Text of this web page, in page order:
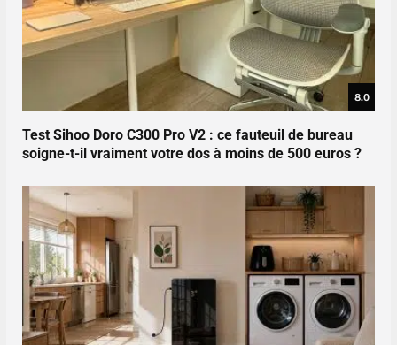
8.0
Test Sihoo Doro C300 Pro V2 : ce fauteuil de bureau
soigne-t-il vraiment votre dos à moins de 500 euros ?